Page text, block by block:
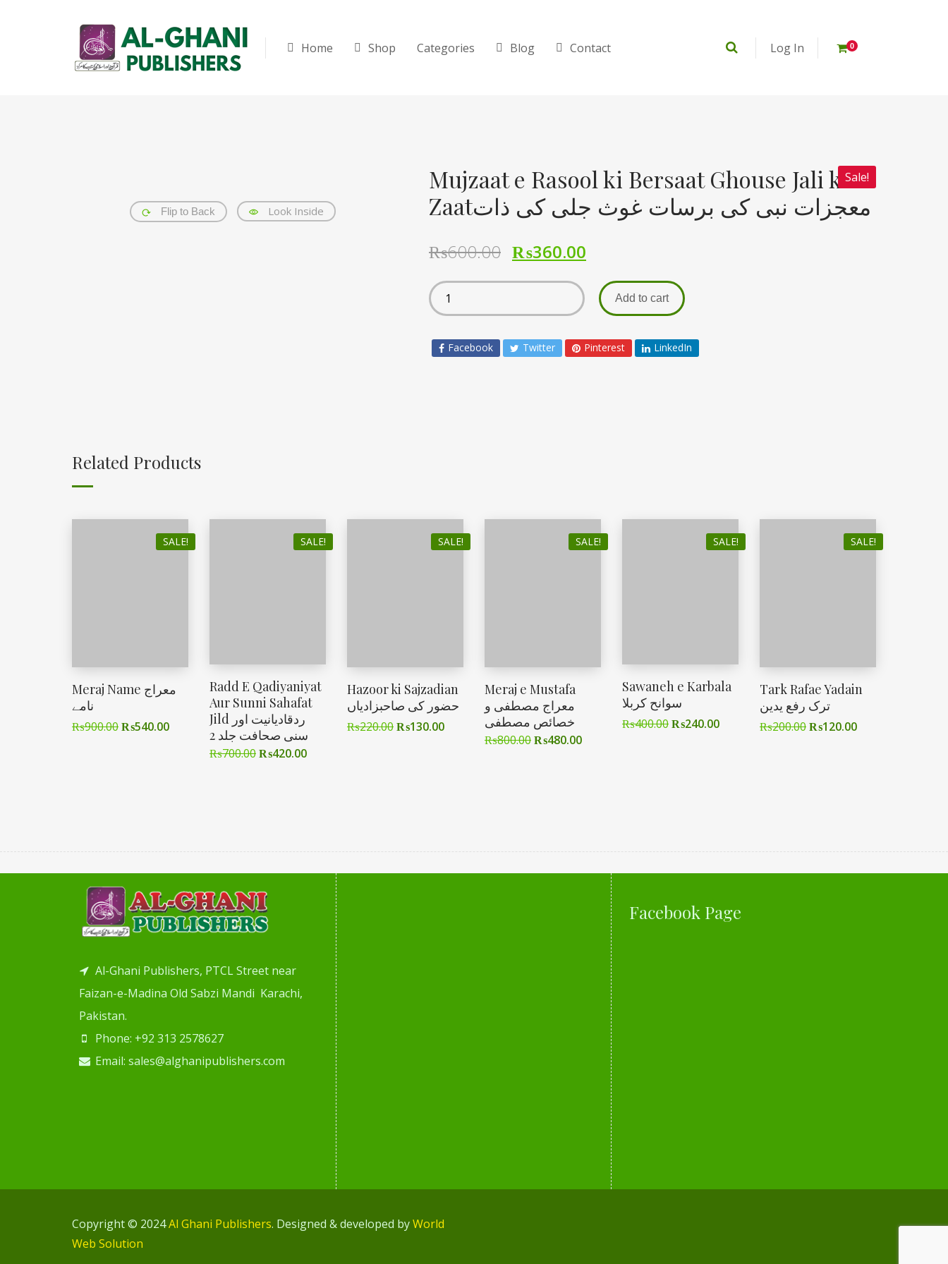
Home Shop Categories Blog Contact Log In 0
Flip to Back Look Inside
Sale!
Mujzaat e Rasool ki Bersaat Ghouse Jali ki
Zaatمعجزات نبی کی برسات غوث جلی کی ذات
₨600.00 ₨360.00
Add to cart
Facebook Twitter Pinterest LinkedIn
Related Products
SALE!
Meraj Name معراج
نامے
₨900.00₨540.00
SALE!
Radd E Qadiyaniyat
Aur Sunni Sahafat
Jild ردقادیانیت اور
سنی صحافت جلد 2
₨700.00₨420.00
SALE!
Hazoor ki Sajzadian
حضور کی صاحبزادیاں
₨220.00₨130.00
SALE!
Meraj e Mustafa
معراج مصطفی و
خصائص مصطفی
₨800.00₨480.00
SALE!
Sawaneh e Karbala
سوانح کربلا
₨400.00₨240.00
SALE!
Tark Rafae Yadain
ترک رفع یدین
₨200.00₨120.00
Al-Ghani Publishers, PTCL Street near
Faizan-e-Madina Old Sabzi Mandi Karachi,
Pakistan.
Phone: +92 313 2578627
Email: sales@alghanipublishers.com
Facebook Page
Copyright © 2024Al Ghani Publishers. Designed & developed byWorld
Web Solution